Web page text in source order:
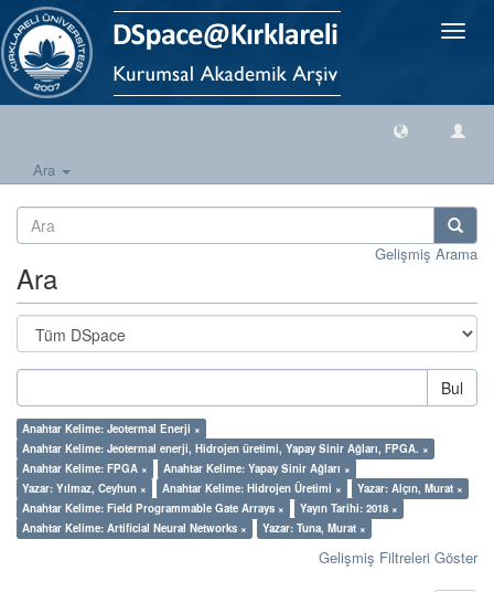
Geçiş
Ara
Gelişmiş Arama
Ara
Bul
Anahtar Kelime: Jeotermal Enerji ×
Anahtar Kelime: Jeotermal enerji, Hidrojen üretimi, Yapay Sinir Ağları, FPGA. ×
Anahtar Kelime: FPGA ×
Anahtar Kelime: Yapay Sinir Ağları ×
Yazar: Yılmaz, Ceyhun ×
Anahtar Kelime: Hidrojen Üretimi ×
Yazar: Alçın, Murat ×
Anahtar Kelime: Field Programmable Gate Arrays ×
Yayın Tarihi: 2018 ×
Anahtar Kelime: Artificial Neural Networks ×
Yazar: Tuna, Murat ×
Gelişmiş Filtreleri Göster